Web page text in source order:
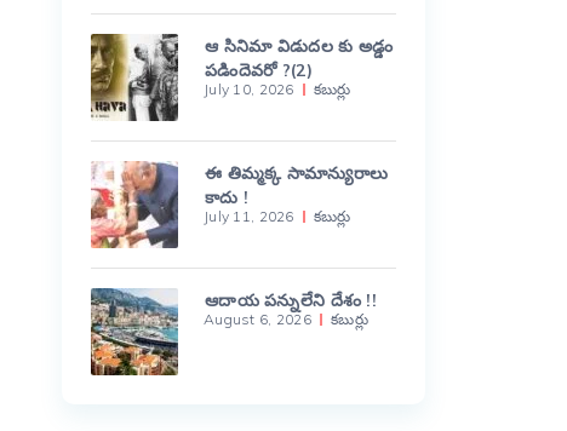
ఆ సినిమా విడుదల కు అడ్డం
పడిందెవరో ?(2)
July 10, 2026 కబుర్లు
ఈ తిమ్మక్క సామాన్యురాలు
కాదు !
July 11, 2026 కబుర్లు
ఆదాయ పన్నులేని దేశం !!
August 6, 2026 కబుర్లు